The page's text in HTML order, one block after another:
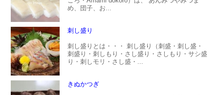
め、団子、お...
刺し盛り
刺し盛りとは・・・ 刺し盛り（刺盛・刺し盛・
刺盛り・刺しもり・さし盛り・さしもり・サシ盛
り・刺しモリ・さし盛・...
きぬかつぎ